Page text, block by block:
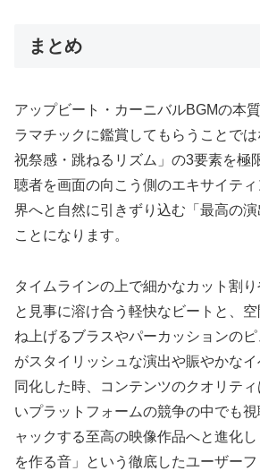
まとめ
アップビート・カーニバルBGMの本
ラマチックに鑑賞してもらうことでは
祝祭感・跳ねるリズム」の3要素を極
聴者を画面の向こう側のエキサイテ
界へと自然に引きずり込む「最高の
ことになります。
タイムラインの上で細かなカット割
と見事に溶け合う軽快なビートと、
ね上げるブラスやパーカッションの
がスタイリッシュな演出や賑やかな
同化した時、コンテンツのクオリテ
いプラットフォームの競争の中でも
ャックする至高の映像作品へと進化
を作る音」という徹底したユーザー